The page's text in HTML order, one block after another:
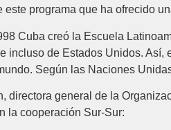
este programa que ha ofrecido
Cuba creó la Escuela
incluso de Estados Unidos.
Según las Naciones
directora general de la
la cooperación Sur-Sur: